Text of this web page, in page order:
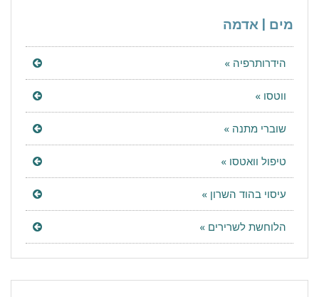
מים | אדמה
הידרותרפיה »
ווטסו »
שוברי מתנה »
טיפול וואטסו »
עיסוי בהוד השרון »
הלוחשת לשרירים »